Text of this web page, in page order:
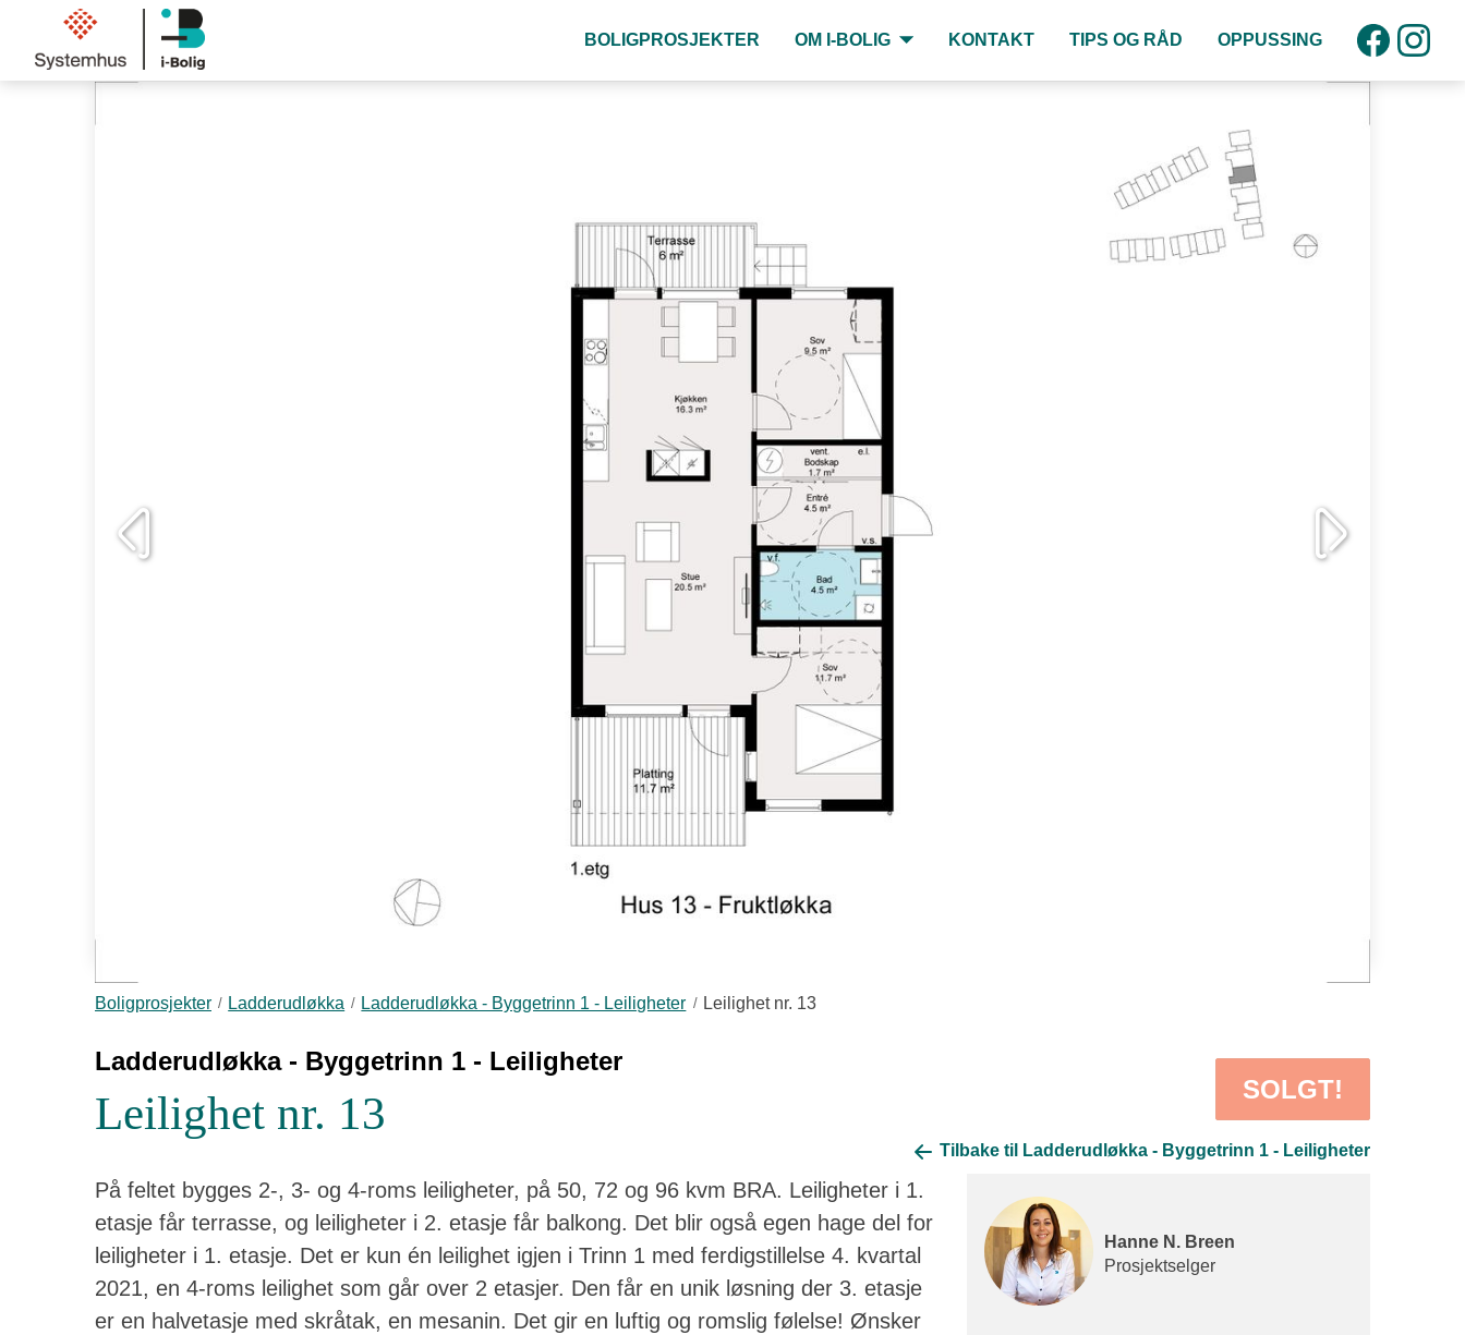
BOLIGPROSJEKTER OM I-BOLIG KONTAKT TIPS OG RÅD OPPUSSING
Boligprosjekter Ladderudløkka Ladderudløkka - Byggetrinn 1 - Leiligheter Leilighet nr. 13
Ladderudløkka - Byggetrinn 1 - Leiligheter
Leilighet nr. 13 SOLGT!
Tilbake til Ladderudløkka - Byggetrinn 1 - Leiligheter
På feltet bygges 2-, 3- og 4-roms leiligheter, på 50, 72 og 96 kvm BRA. Leiligheter i 1.
etasje får terrasse, og leiligheter i 2. etasje får balkong. Det blir også egen hage del for
leiligheter i 1. etasje. Det er kun én leilighet igjen i Trinn 1 med ferdigstillelse 4. kvartal
2021, en 4-roms leilighet som går over 2 etasjer. Den får en unik løsning der 3. etasje
er en halvetasje med skråtak, en mesanin. Det gir en luftig og romslig følelse! Ønsker
Hanne N. Breen
Prosjektselger